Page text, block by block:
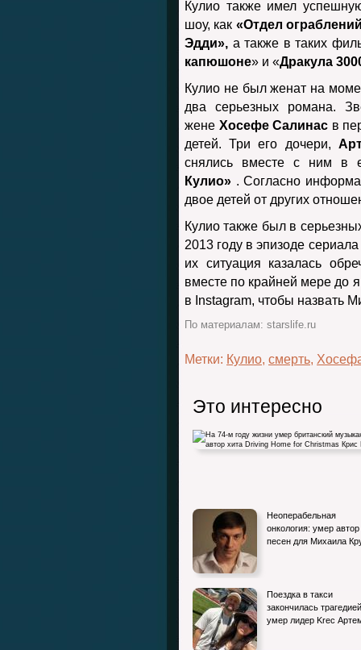
Кулио также имел
шоу, как «Отдел
Эдди», а также в таких
капюшоне» и «Дракула
Кулио не был женат на
два серьезных романа.
жене Хосефе Салинас в
детей. Три его дочери,
снялись вместе с ним в
Кулио» . Согласно
двое детей от других
Кулио также был в
2013 году в эпизоде ​​​​сериала
их ситуация казалась
вместе по крайней мере до
в Instagram, чтобы назвать
По материалам: starslife.ru
Метки: Кулио, смерть,
Это интересно
На 74-м году жизни умер британский
музыкант – автор хита Driving Home
Неоперабельная
онкология: умер автор
песен для Михаила
Поездка в такси
закончилась
умер лидер Krec